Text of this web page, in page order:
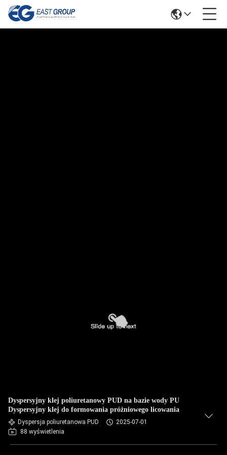
Dyspersyjny klej poliuretanowy PUD na bazie wody PU
Dyspersyjny klej do formowania próżniowego licowania
Dyspersja poliuretanowa PUD
2025-07-01
88 wyświetlenia